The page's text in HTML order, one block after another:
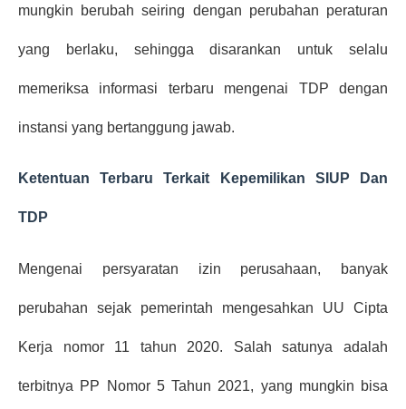
mungkin berubah seiring dengan perubahan peraturan
yang berlaku, sehingga disarankan untuk selalu
memeriksa informasi terbaru mengenai TDP dengan
instansi yang bertanggung jawab.
Ketentuan Terbaru Terkait Kepemilikan SIUP Dan
TDP
Mengenai persyaratan izin perusahaan, banyak
perubahan sejak pemerintah mengesahkan UU Cipta
Kerja nomor 11 tahun 2020. Salah satunya adalah
terbitnya PP Nomor 5 Tahun 2021, yang mungkin bisa